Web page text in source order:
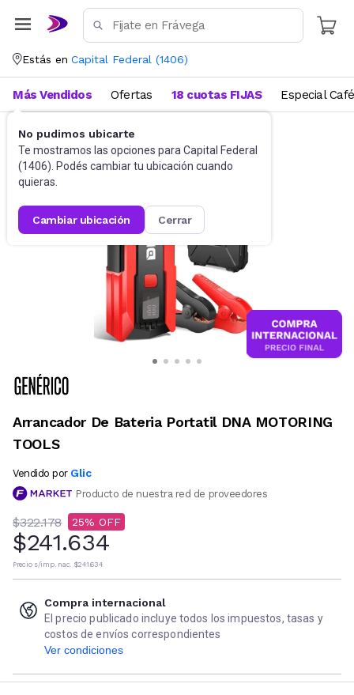
Estás en Capital Federal (1406)
No pudimos ubicarte
Te mostramos las opciones para Capital Federal
(1406). Podés cambiar tu ubicación cuando
quieras.
cambiar ubicación cerrar
Más Vendidos Ofertas 18 cuotas FIJAS Especial Café
Accesorios para autos y motos
Herramientas del automotor
Arrancador De Bateria Portatil DNA MOTORING
TOOLS
Vendido por Glic
Producto de nuestra red de proveedores
$322.178 25
$241.634
Precio s/imp. nac. $241.634
Compra internacional
El precio publicado incluye todos los impuestos, tasas y
costos de envíos correspondientes
Ver condiciones